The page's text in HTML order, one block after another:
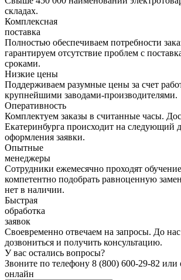
складах.
Комплексная
поставка
Полностью обеспечиваем потребности
гарантируем отсутствие проблем с
сроками.
Низкие цены
Поддерживаем разумные цены за счет
крупнейшими заводами-производителями.
Оперативность
Комплектуем заказы в считанные часы.
Екатеринбурга происходит на следующий
оформления заявки.
Опытные
менеджеры
Сотрудники ежемесячно проходят
компетентно подобрать равноценную
нет в наличии.
Быстрая
обработка
заявок
Своевременно отвечаем на запросы. До
дозвониться и получить консультацию.
У вас остались вопросы?
Звоните по телефону 8 (800) 600-29-82 или
онлайн